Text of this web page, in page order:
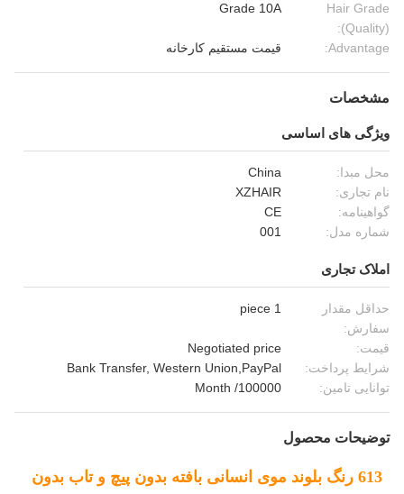
Hair Grade
(Quality):
Grade 10A
Advantage: قیمت مستقیم کارخانه
مشخصات
ویژگی های اساسی
محل مبدا:
China
نام تجاری:
XZHAIR
گواهینامه:
CE
شماره مدل:
001
املاک تجاری
حداقل مقدار
سفارش:
1 piece
قیمت:
Negotiated price
شرایط پرداخت:
Bank Transfer, Western Union,PayPal
توانایی تامین:
100000/ Month
توضیحات محصول
613 رنگ بلوند موی انسانی بافته بدون پیچ و تاب بدون